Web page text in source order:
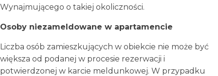
Wynajmującego o takiej okoliczności.
Osoby niezameldowane w apartamencie
Liczba osób zamieszkujących w obiekcie nie może być
większa od podanej w procesie rezerwacji i
potwierdzonej w karcie meldunkowej. W przypadku